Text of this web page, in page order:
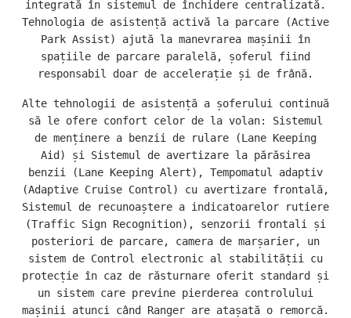
integrată în sistemul de închidere centralizată.
Tehnologia de asistență activă la parcare (Active
Park Assist) ajută la manevrarea mașinii în
spațiile de parcare paralelă, șoferul fiind
responsabil doar de accelerație și de frână.
Alte tehnologii de asistență a șoferului continuă
să le ofere confort celor de la volan: Sistemul
de menținere a benzii de rulare (Lane Keeping
Aid) și Sistemul de avertizare la părăsirea
benzii (Lane Keeping Alert), Tempomatul adaptiv
(Adaptive Cruise Control) cu avertizare frontală,
Sistemul de recunoaștere a indicatoarelor rutiere
(Traffic Sign Recognition), senzorii frontali și
posteriori de parcare, camera de marșarier, un
sistem de Control electronic al stabilității cu
protecție în caz de răsturnare oferit standard și
un sistem care previne pierderea controlului
mașinii atunci când Ranger are atașată o remorcă.